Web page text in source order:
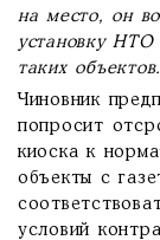
на место, он
установку НТО
таких объектов.
Чиновник
попросит
киоска к
объекты с
условий